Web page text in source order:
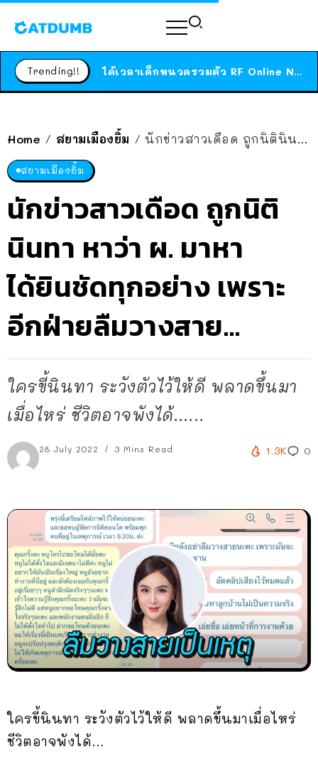
Trending!! ได้เวลาเด็กหนวดรวมตัว RF Online Next เปิดให้เล่นแล้ว เกม Sci-Fi MMORPG ระดับตำนาน เล่นได้ทั้งมือถือและ PC
Home / สยามเมืองยิ้ม / นักข่าวสาวเดือด ถูกนิตินินทา หาว่า ผ. มาหา ได้ยินชัดทุกอย่าง เพราะอีกฝ่ายลืมวางสาย…
สยามเมืองยิ้ม
นักข่าวสาวเดือด ถูกนิติ
นินทา หาว่า ผ. มาหา
ได้ยินชัดทุกอย่าง เพราะ
อีกฝ่ายลืมวางสาย…
ใครขี้นินทา ระวังตัวไว้ให้ดี พลาดขึ้นมา
เมื่อไหร่ ชีวิตอาจพังได้…...
28 July 2022 3 Mins Read 1.3K 0
ใครขี้นินทา ระวังตัวไว้ให้ดี พลาดขึ้นมาเมื่อไหร่
ชีวิตอาจพังได้…